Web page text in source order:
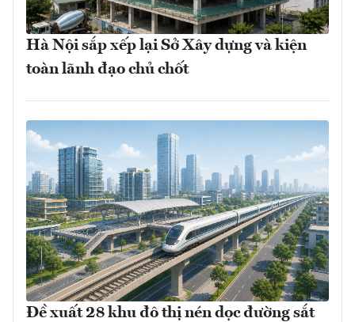
Hà Nội sắp xếp lại Sở Xây dựng và kiện
toàn lãnh đạo chủ chốt
Đề xuất 28 khu đô thị nén dọc đường sắt